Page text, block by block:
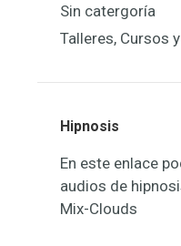
Sin catergoría
Talleres, Cursos
Hipnosis
En este enlace
audios de
Mix-Clouds